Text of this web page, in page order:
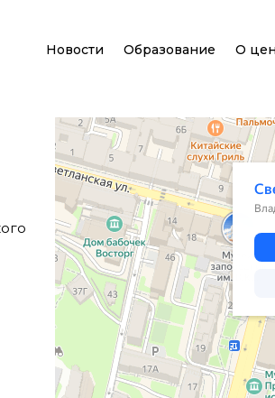
Новости Образование О
Владивосток
Светланская улица, 22 — Яндекс.Карты